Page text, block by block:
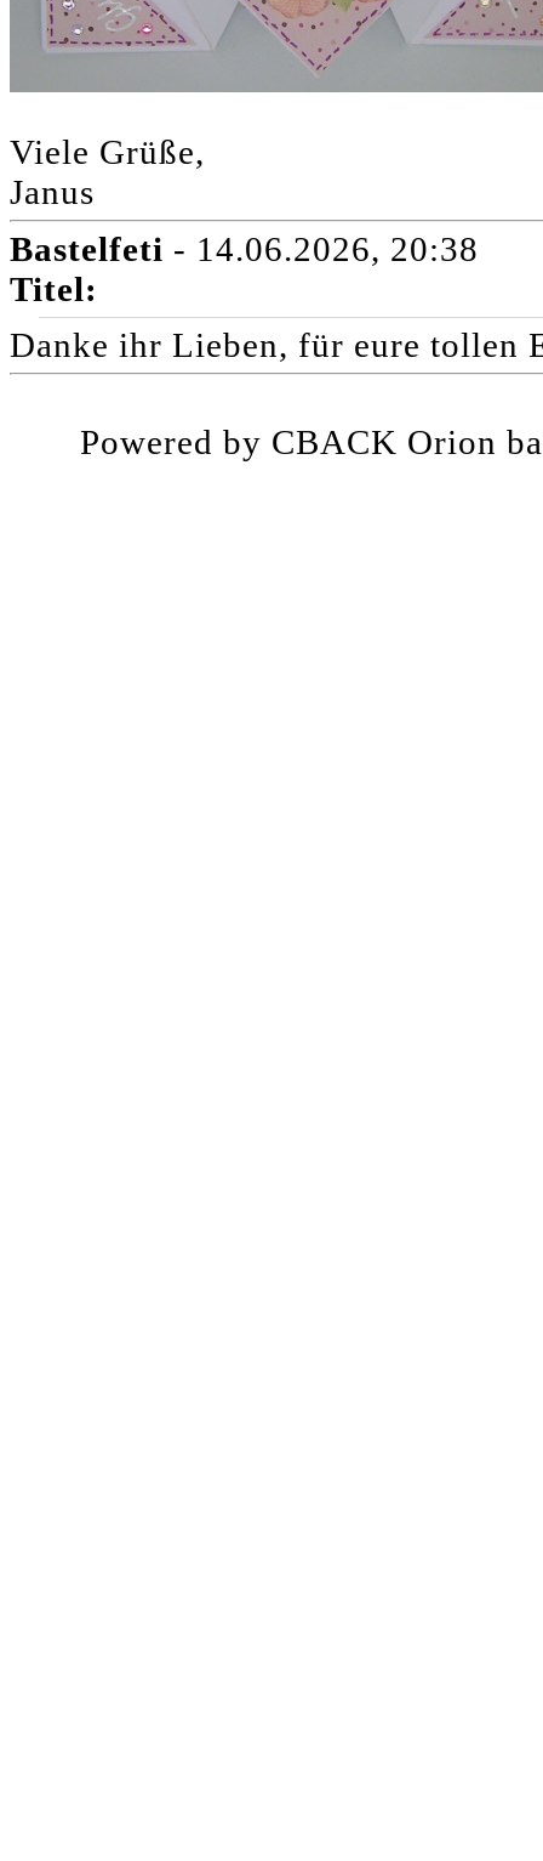
Viele Grüße,
Janus
Bastelfeti - 14.06.2026, 20:38
Titel:
Danke ihr Lieben, für eure tollen
Powered by CBACK Orion